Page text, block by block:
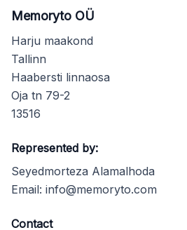
Memoryto OÜ
Harju maakond
Tallinn
Haabersti linnaosa
Oja tn 79-2
13516
Represented by:
Seyedmorteza Alamalhoda
Email: info@memoryto.com
Contact